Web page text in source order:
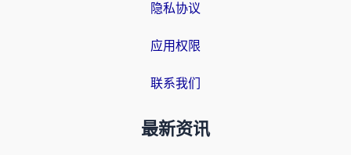
隐私协议
应用权限
联系我们
最新资讯